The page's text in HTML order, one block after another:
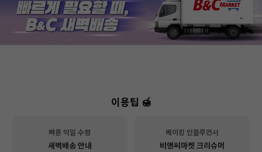
이용팁 🍯
빠른 익일 수령
새벽배송 안내
베이킹 인플루언서
비앤씨마켓 크리슈머